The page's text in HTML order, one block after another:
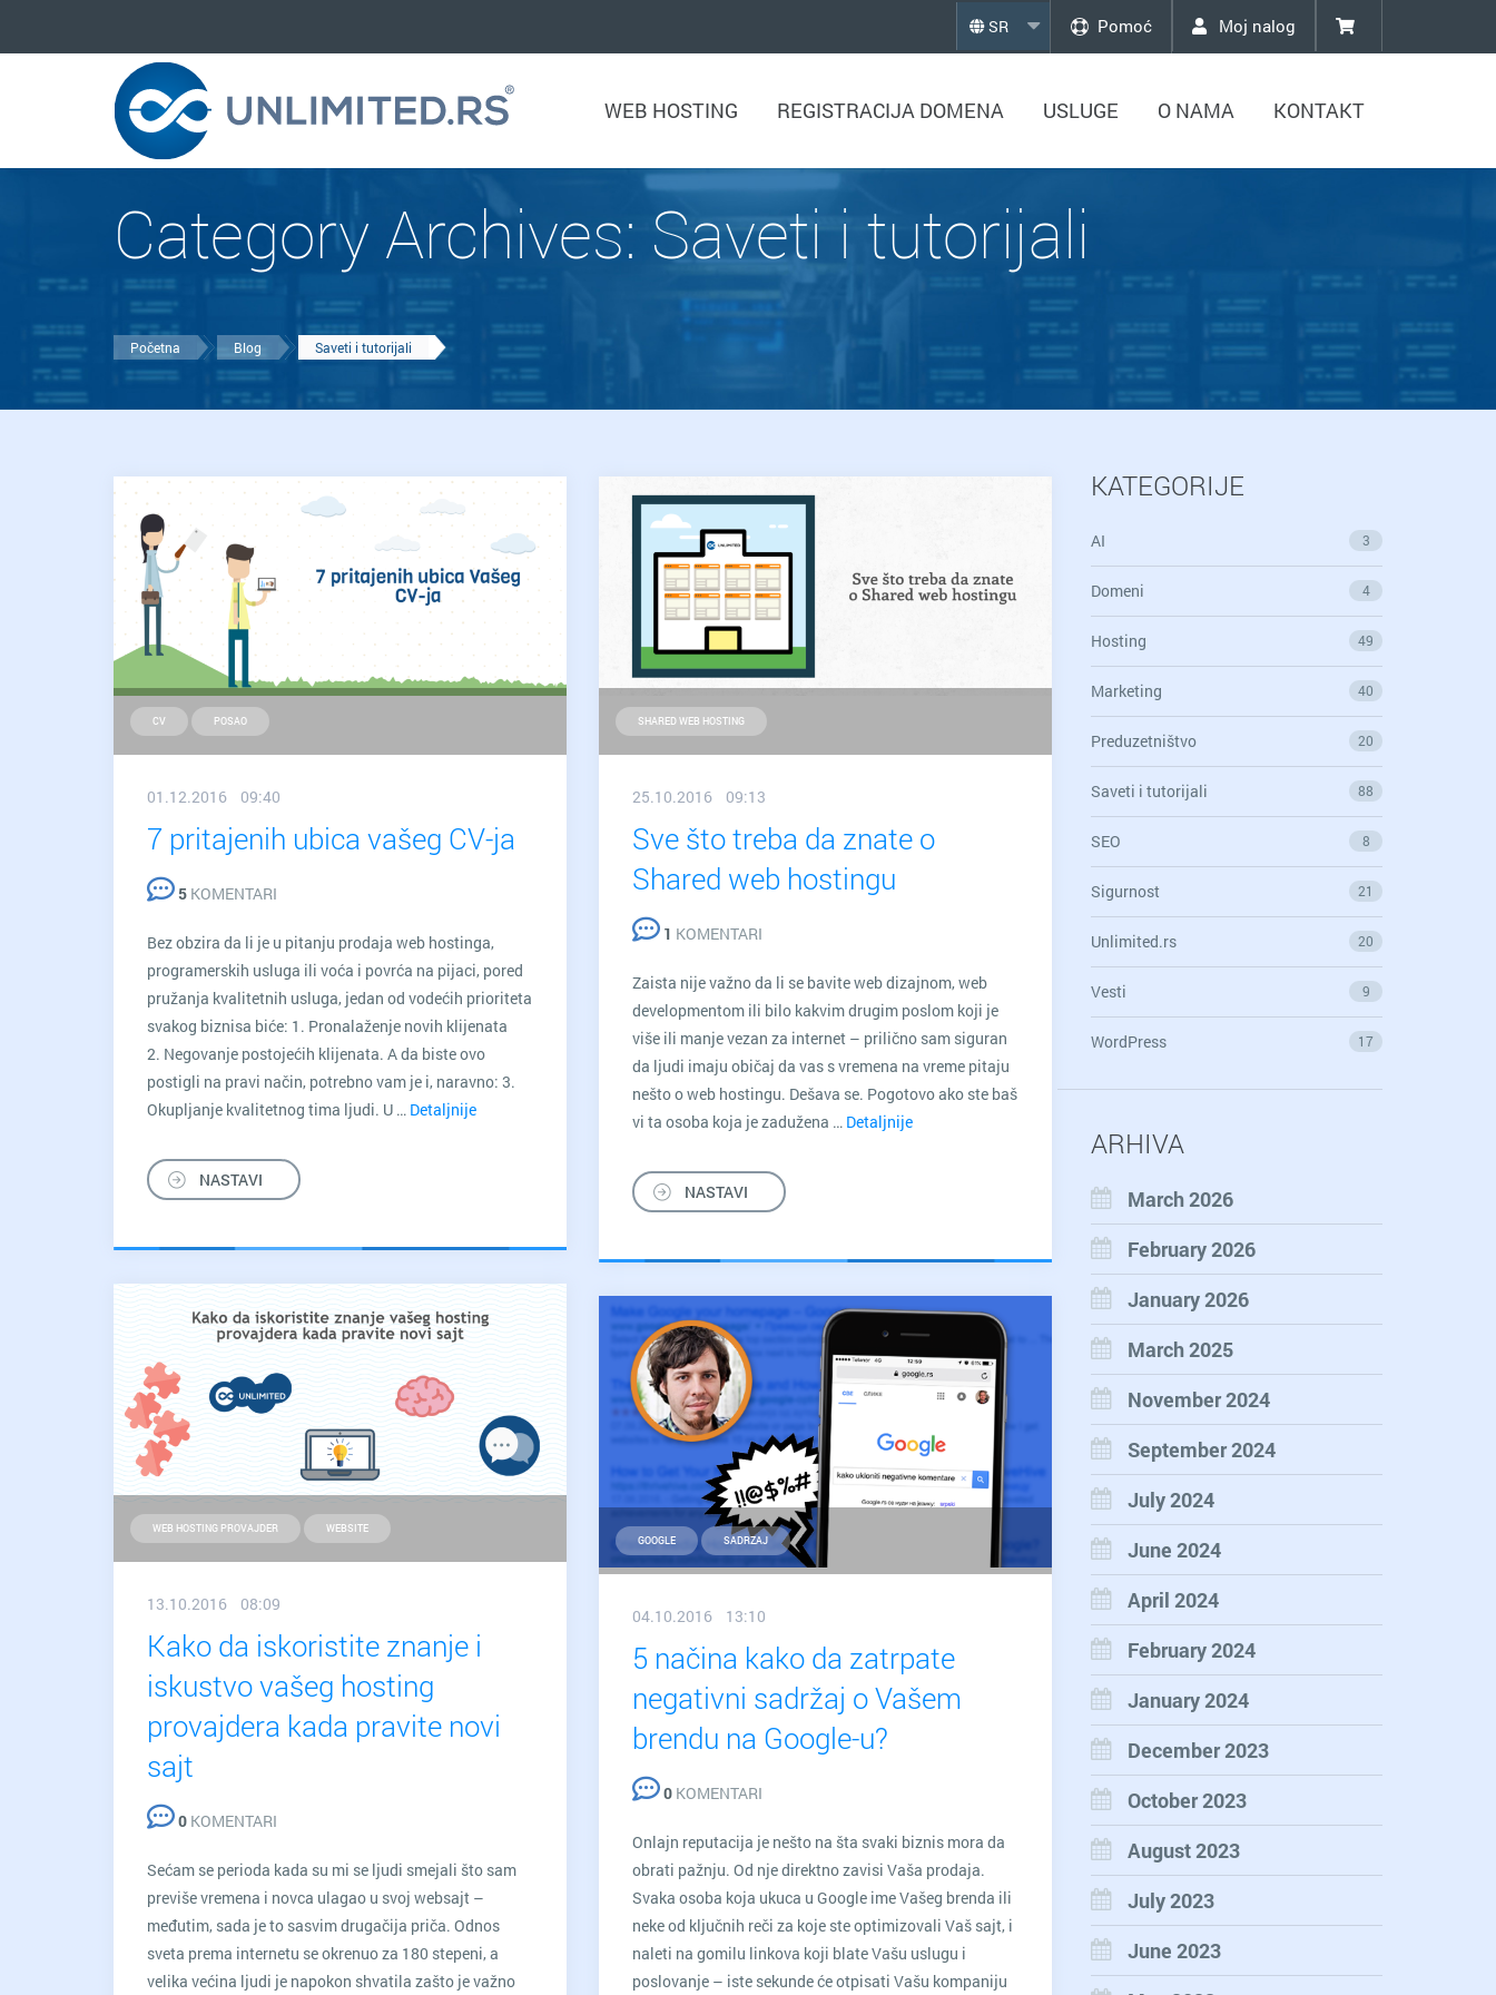
SR Pomoć Moj nalog
WEB HOSTING REGISTRACIJA DOMENA USLUGE O NAMA KONTAKT
Category Archives: Saveti i tutorijali
Početna Blog Saveti i tutorijali
CV POSAO
01.12.2016 09:40
7 pritajenih ubica vašeg CV-ja
5 KOMENTARI
Bez obzira da li je u pitanju prodaja web hostinga,
programerskih usluga ili voća i povrća na pijaci, pored
pružanja kvalitetnih usluga, jedan od vodećih prioriteta
svakog biznisa biće: 1. Pronalaženje novih klijenata
2. Negovanje postojećih klijenata. A da biste ovo
postigli na pravi način, potrebno vam je i, naravno: 3.
Okupljanje kvalitetnog tima ljudi. U … Detaljnije
ja
NASTAVI
SHARED WEB HOSTING
25.10.2016 09:13
Sve što treba da znate o
Shared web hostingu
1 KOMENTARI
Zaista nije važno da li se bavite web dizajnom, web
developmentom ili bilo kakvim drugim poslom koji je
više ili manje vezan za internet – prilično sam siguran
da ljudi imaju običaj da vas s vremena na vreme pitaju
nešto o web hostingu. Dešava se. Pogotovo ako ste baš
vi ta osoba koja je zadužena … Detaljnije
o
web
NASTAVI
WEB HOSTING PROVAJDER WEBSITE
13.10.2016 08:09
Kako da iskoristite znanje i
iskustvo vašeg hosting
provajdera kada pravite novi
sajt
0 KOMENTARI
Sećam se perioda kada su mi se ljudi smejali što sam
previše vremena i novca ulagao u svoj websajt –
međutim, sada je to sasvim drugačija priča. Odnos
sveta prema internetu se okrenuo za 180 stepeni, a
velika većina ljudi je napokon shvatila zašto je važno
GOOGLE SADRZAJ
04.10.2016 13:10
5 načina kako da zatrpate
negativni sadržaj o Vašem
brendu na Google-u?
0 KOMENTARI
Onlajn reputacija je nešto na šta svaki biznis mora da
obrati pažnju. Od nje direktno zavisi Vaša prodaja.
Svaka osoba koja ukuca u Google ime Vašeg brenda ili
neke od ključnih reči za koje ste optimizovali Vaš sajt, i
naleti na gomilu linkova koji blate Vašu uslugu i
poslovanje – iste sekunde će otpisati Vašu kompaniju
KATEGORIJE
AI 3
Domeni 4
Hosting 49
Marketing 40
Preduzetništvo 20
Saveti i tutorijali 88
SEO 8
Sigurnost 21
Unlimited.rs 20
Vesti 9
WordPress 17
ARHIVA
March 2026
February 2026
January 2026
March 2025
November 2024
September 2024
July 2024
June 2024
April 2024
February 2024
January 2024
December 2023
October 2023
August 2023
July 2023
June 2023